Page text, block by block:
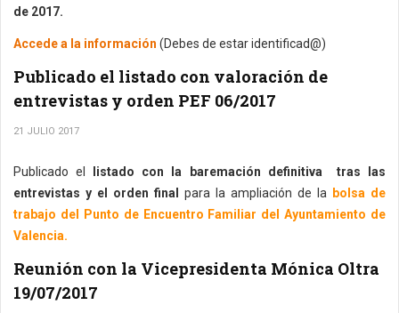
de 2017.
Accede a la información (Debes de estar identificad@)
Publicado el listado con valoración de
entrevistas y orden PEF 06/2017
21 JULIO 2017
Publicado el
listado con la baremación definitiva tras las
entrevistas y el orden final para la ampliación de la
bolsa de
trabajo del Punto de Encuentro Familiar del Ayuntamiento de
Valencia.
Reunión con la Vicepresidenta Mónica Oltra
19/07/2017